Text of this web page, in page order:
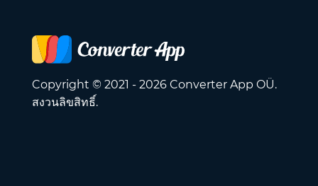
Copyright © 2021 - 2026 Converter App OÜ.
สงวนลิขสิทธิ์.